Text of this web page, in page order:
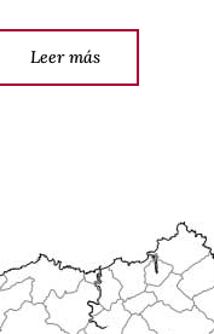
Leer más